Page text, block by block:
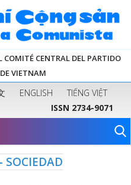
COMITÉ CENTRAL DEL PARTIDO
VIETNAM
ENGLISH
TIẾNG VIỆT
ISSN 2734-9071
SOCIEDAD